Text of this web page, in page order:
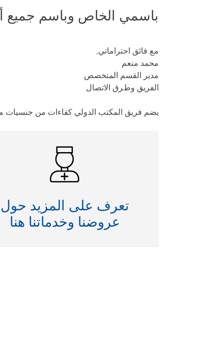
ﺑﺎﺳﻤﻲ اﻟﺨﺎص وﺑﺎﺳﻢ ﺟﻤﯿﻊ
ﻣﻊ ﻓﺎﺋﻖ اﺣﺘﺮاﻣﺎﺗﻲ,
ﻣﺤﻤﺪ ﻣﻨﻌﻢ
ﻣﺪﯾﺮ اﻟﻘﺴﻢ اﻟﻤﺘﺨﺼﺺ
اﻟﻔﺮﯾﻖ وطﺮق اﻻﺗﺼﺎل
ﯾﻀﻢ ﻓﺮﯾﻖ اﻟﻤﻜﺘﺐ اﻟﺪوﻟﻲ ﻛﻔﺎءات ﻣﻦ ﺟﻨﺴﯿﺎت
تعرف على المزيد حول
عروضنا وخدماتنا هنا